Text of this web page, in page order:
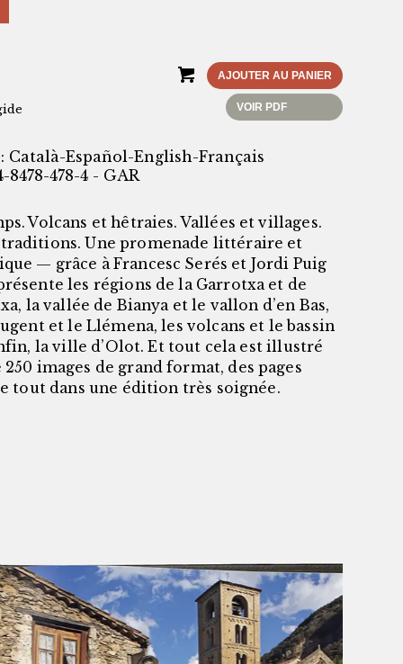
AJOUTER AU PANIER
VOIR PDF
Español-English-Français
8478-478-4 - GAR
Volcans et hêtraies. Vallées et villages.
Une promenade littéraire et
— grâce à Francesc Serés et Jordi Puig
les régions de la Garrotxa et de
la vallée de Bianya et le vallon d’en Bas,
et le Llémena, les volcans et le bassin
la ville d’Olot. Et tout cela est illustré
250 images de grand format, des pages
tout dans une édition très soignée.